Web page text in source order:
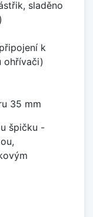
sladěno
k
ohřívači)
35 mm
špičku -